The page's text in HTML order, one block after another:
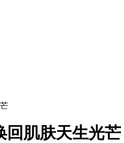
回肌肤天生光芒